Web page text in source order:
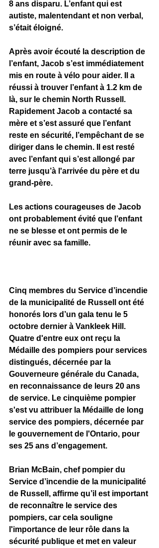
8 ans disparu. L’enfant qui est
autiste, malentendant et non verbal,
s’était éloigné.
Après avoir écouté la description de
l’enfant, Jacob s’est immédiatement
mis en route à vélo pour aider. Il a
réussi à trouver l’enfant à 1.2 km de
là, sur le chemin North Russell.
Rapidement Jacob a contacté sa
mère et s’est assuré que l’enfant
reste en sécurité, l’empêchant de se
diriger dans le chemin. Il est resté
avec l’enfant qui s’est allongé par
terre jusqu’à l'arrivée du père et du
grand-père.
Les actions courageuses de Jacob
ont probablement évité que l’enfant
ne se blesse et ont permis de le
réunir avec sa famille.
Cinq membres du Service d’incendie
de la municipalité de Russell ont été
honorés lors d’un gala tenu le 5
octobre dernier à Vankleek Hill.
Quatre d'entre eux ont reçu la
Médaille des pompiers pour services
distingués, décernée par la
Gouverneure générale du Canada,
en reconnaissance de leurs 20 ans
de service. Le cinquième pompier
s'est vu attribuer la Médaille de long
service des pompiers, décernée par
le gouvernement de l'Ontario, pour
ses 25 ans d’engagement.
Brian McBain, chef pompier du
Service d’incendie de la municipalité
de Russell, affirme qu’il est important
de reconnaître le service des
pompiers, car cela souligne
l'importance de leur rôle dans la
sécurité publique et met en valeur